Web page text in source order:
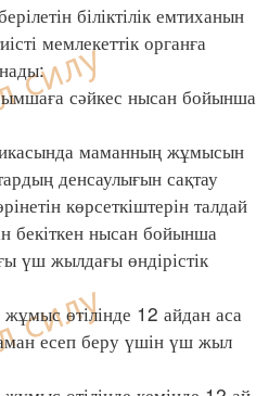
біліктілік емтиханын
мемлекеттік органға
сәйкес нысан бойынша
маманның жұмысын
денсаулығын сақтау
көрсеткіштерін талдай
бекіткен нысан бойынша
үш жылдағы өндірістік
өтілінде 12 айдан аса
есеп беру үшін үш жыл